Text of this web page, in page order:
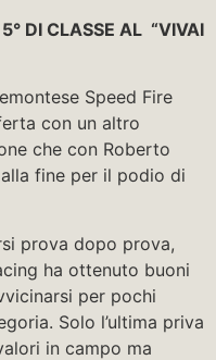
DI CLASSE AL “VIVAI
Speed Fire
con un altro
che con Roberto
fine per il podio di
prova dopo prova,
ha ottenuto buoni
per pochi
Solo l’ultima priva
in campo ma